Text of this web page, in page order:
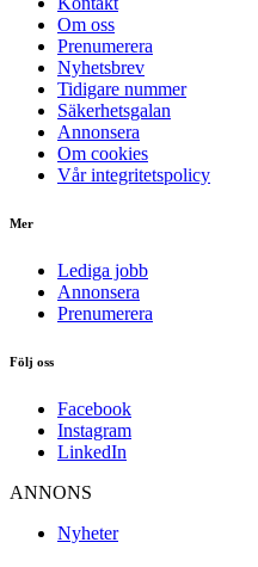
Om oss
Prenumerera
Nyhetsbrev
Tidigare nummer
Säkerhetsgalan
Annonsera
Om cookies
Vår integritetspolicy
Mer
Lediga jobb
Annonsera
Prenumerera
Följ oss
Facebook
Instagram
LinkedIn
ANNONS
Nyheter